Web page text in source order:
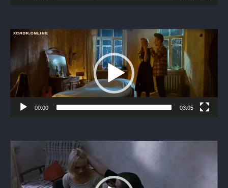
Видеоплеер
00:00 03:05
Видеоплеер